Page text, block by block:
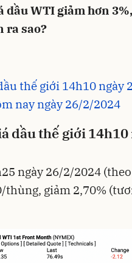
dầu WTI giảm hơn
ra sao?
thế giới 14h10 ngày
nay ngày 26/2/2024
dầu thế giới 14h10
ngày 26/2/2024
thùng, giảm 2,70%